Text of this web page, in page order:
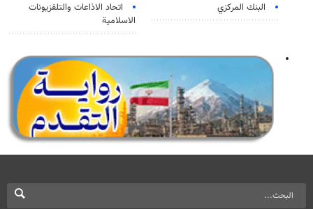
البنك المركزي
اتحاد الاذاعات والتلفزيونات
الاسلامية